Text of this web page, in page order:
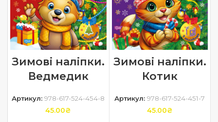
Зимові наліпки.
Ведмедик
Артикул:978-617-524-454-8
45.00₴
Зимові наліпки.
Котик
Артикул:978-617-524-451-7
45.00₴